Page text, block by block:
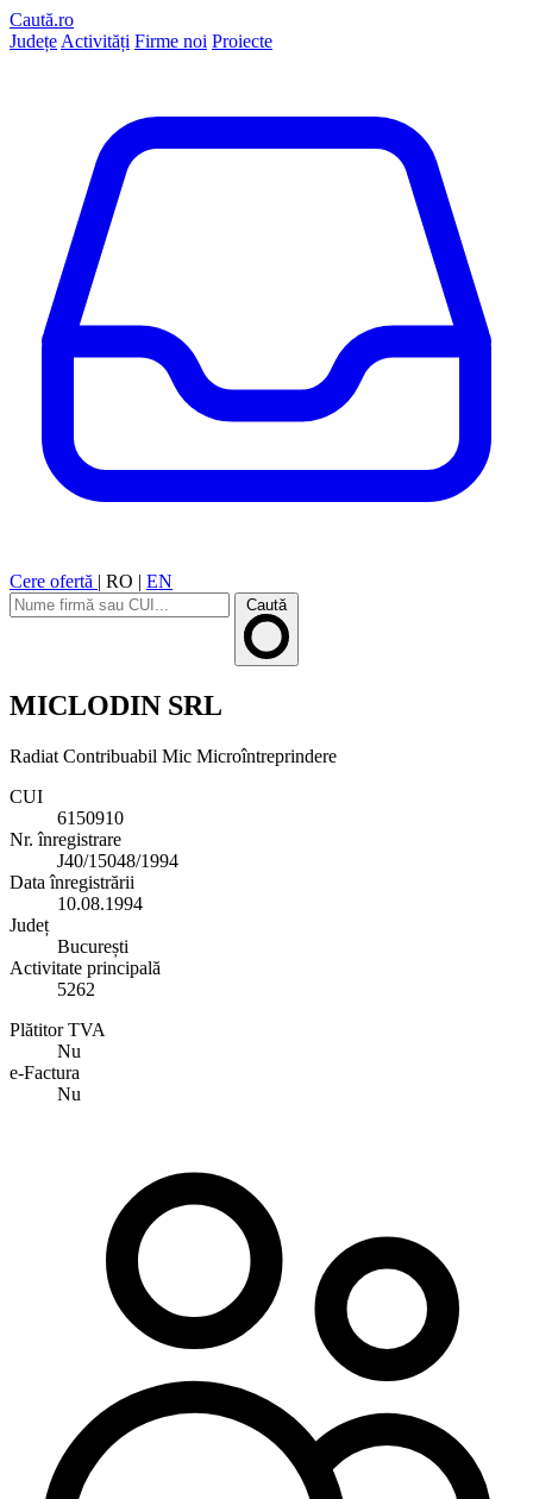
Caută.ro
Județe Activități Firme noi Proiecte
Cere ofertă | RO | EN
Caută
MICLODIN SRL
Radiat Contribuabil Mic Microîntreprindere
CUI
6150910
Nr. înregistrare
J40/15048/1994
Data înregistrării
10.08.1994
Județ
București
Activitate principală
5262
Plătitor TVA
Nu
e-Factura
Nu